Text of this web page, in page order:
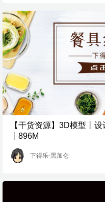
【干货资源】3D模型丨
丨896M
下得乐-黑加仑